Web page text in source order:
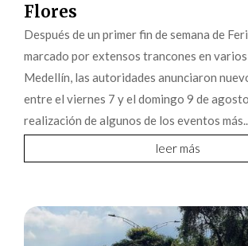
Flores
Después de un primer fin de semana de
marcado por extensos trancones en
Medellín, las autoridades anunciaron
entre el viernes 7 y el domingo 9 de
realización de algunos de los eventos
leer más